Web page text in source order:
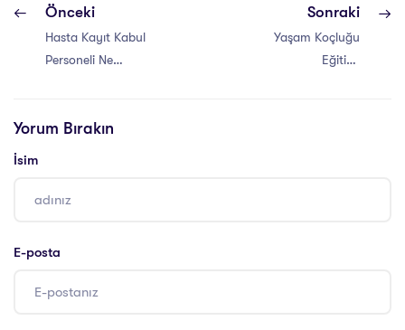
Önceki
Hasta Kayıt Kabul
Personeli Ne
Sonraki
Yaşam Koçluğu
Eğitimi
Yorum Bırakın
İsim
E-posta